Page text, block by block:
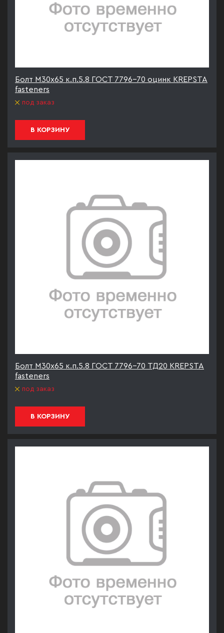
Болт М30х65 к.п.5.8 ГОСТ 7796-70 оцинк KREPSTA
fasteners
под заказ
В КОРЗИНУ
Болт М30х65 к.п.5.8 ГОСТ 7796-70 ТД20 KREPSTA
fasteners
под заказ
В КОРЗИНУ